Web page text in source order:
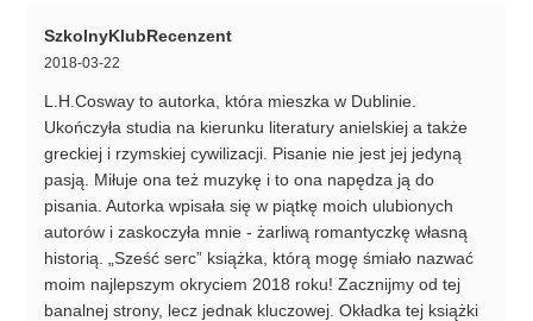
SzkolnyKlubRecenzent
2018-03-22
L.H.Cosway to autorka, która mieszka w Dublinie.
Ukończyła studia na kierunku literatury anielskiej a także
greckiej i rzymskiej cywilizacji. Pisanie nie jest jej jedyną
pasją. Miłuje ona też muzykę i to ona napędza ją do
pisania. Autorka wpisała się w piątkę moich ulubionych
autorów i zaskoczyła mnie - żarliwą romantyczkę własną
historią. „Sześć serc” książka, którą mogę śmiało nazwać
moim najlepszym okryciem 2018 roku! Zacznijmy od tej
banalnej strony, lecz jednak kluczowej. Okładka tej książki